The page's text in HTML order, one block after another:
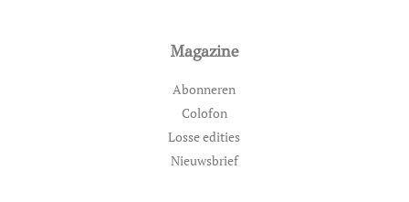
Magazine
Abonneren
Colofon
Losse edities
Nieuwsbrief